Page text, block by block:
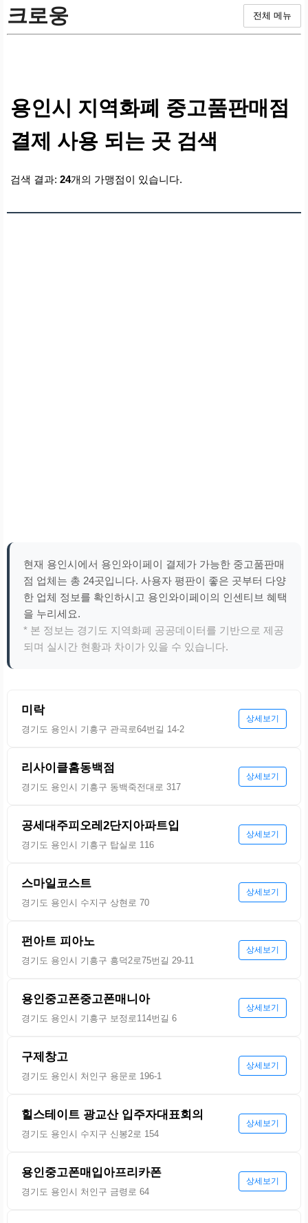
크로웅 전체 메뉴
용인시 지역화폐 중고품판매점
결제 사용 되는 곳 검색
검색 결과: 24개의 가맹점이 있습니다.
현재 용인시에서 용인와이페이 결제가 가능한 중고품판매
점 업체는 총 24곳입니다. 사용자 평판이 좋은 곳부터 다양
한 업체 정보를 확인하시고 용인와이페이의 인센티브 혜택
을 누리세요.
* 본 정보는 경기도 지역화폐 공공데이터를 기반으로 제공
되며 실시간 현황과 차이가 있을 수 있습니다.
미락
경기도 용인시 기흥구 관곡로64번길 14-2
상세보기
리사이클홈동백점
경기도 용인시 기흥구 동백죽전대로 317
상세보기
공세대주피오레2단지아파트입
경기도 용인시 기흥구 탑실로 116
상세보기
스마일코스트
경기도 용인시 수지구 상현로 70
상세보기
펀아트 피아노
경기도 용인시 기흥구 흥덕2로75번길 29-11
상세보기
용인중고폰중고폰매니아
경기도 용인시 기흥구 보정로114번길 6
상세보기
구제창고
경기도 용인시 처인구 용문로 196-1
상세보기
힐스테이트 광교산 입주자대표회의
경기도 용인시 수지구 신봉2로 154
상세보기
용인중고폰매입아프리카폰
경기도 용인시 처인구 금령로 64
상세보기